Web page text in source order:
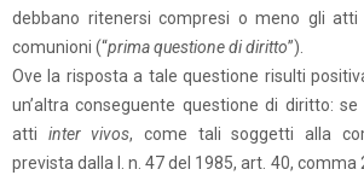
debbano ritenersi compresi o meno gli atti
comunioni (“prima questione di diritto”).
Ove la risposta a tale questione risulti
un’altra conseguente questione di diritto:
atti inter vivos, come tali soggetti alla
prevista dalla l. n. 47 del 1985, art. 40, comma